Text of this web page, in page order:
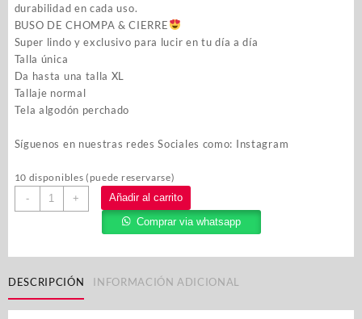
durabilidad en cada uso.
BUSO DE CHOMPA & CIERRE
Super lindo y exclusivo para lucir en tu día a día
Talla única
Da hasta una talla XL
Tallaje normal
Tela algodón perchado
Síguenos en nuestras redes Sociales como: Instagram
10 disponibles (puede reservarse)
-
+
Añadir al carrito
Comprar via whatsapp
DESCRIPCIÓN INFORMACIÓN ADICIONAL